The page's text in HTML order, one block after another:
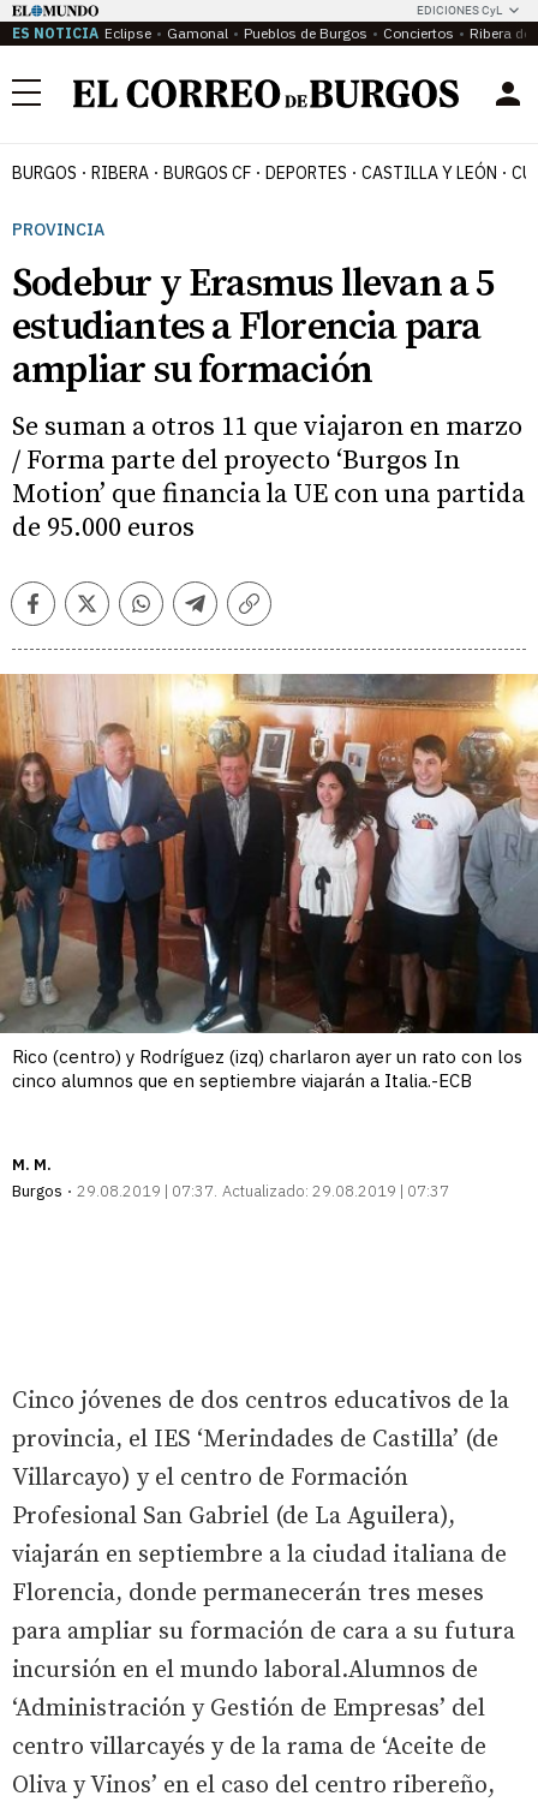
EDICIONES CyL
ES NOTICIA Eclipse Gamonal Pueblos de Burgos Conciertos Ribera del
Menú
BURGOS RIBERA BURGOS CF DEPORTES CASTILLA Y LEÓN
PROVINCIA
Sodebur y Erasmus llevan a 5
estudiantes a Florencia para
ampliar su formación
Se suman a otros 11 que viajaron en marzo
/ Forma parte del proyecto ‘Burgos In
Motion’ que financia la UE con una partida
de 95.000 euros
FacebookTwitterWhatsappTelegramCopiar
Rico (centro) y Rodríguez (izq) charlaron ayer un rato con los
cinco alumnos que en septiembre viajarán a Italia.-ECB
M. M.
Burgos
29.08.2019 | 07:37 Actualizado: 29.08.2019 | 07:37
Cinco jóvenes de dos centros educativos de la
provincia, el IES ‘Merindades de Castilla’ (de
Villarcayo) y el centro de Formación
Profesional San Gabriel (de La Aguilera),
viajarán en septiembre a la ciudad italiana de
Florencia, donde permanecerán tres meses
para ampliar su formación de cara a su futura
incursión en el mundo laboral.Alumnos de
‘Administración y Gestión de Empresas’ del
centro villarcayés y de la rama de ‘Aceite de
Oliva y Vinos’ en el caso del centro ribereño,